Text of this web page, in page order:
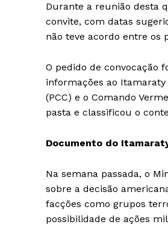
Durante a reunião desta
convite, com datas
não teve acordo entre os
O pedido de convocação
informações ao
(PCC) e o Comando
pasta e classificou o
Documento do
Na semana passada, o
sobre a decisão
facções como grupos
possibilidade de ações